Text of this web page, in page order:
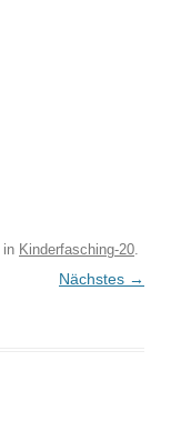
in Kinderfasching-20.
Nächstes →